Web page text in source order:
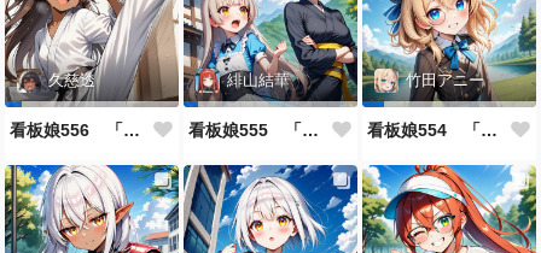
久慈透
看板娘556 「久慈透のよもやま話」
緋山結華
看板娘555 「帰還、そして目覚め。」
竹田アニー
看板娘554 「竹田アニーのよもやま話」